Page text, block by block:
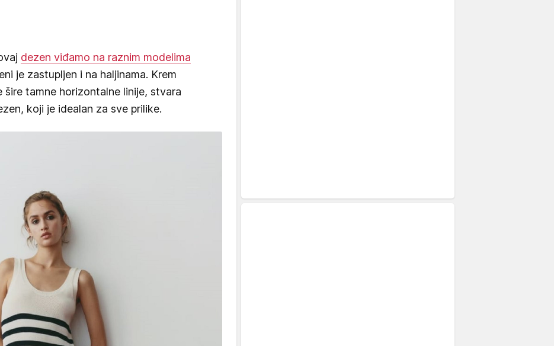
dezen viđamo na raznim modelima
je zastupljen i na haljinama. Krem
šire tamne horizontalne linije, stvara
koji je idealan za sve prilike.